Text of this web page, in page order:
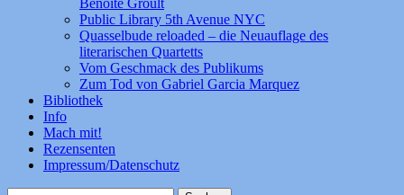
Public Library 5th Avenue NYC
Quasselbude reloaded – die Neuauflage des
literarischen Quartetts
Vom Geschmack des Publikums
Zum Tod von Gabriel Garcia Marquez
Bibliothek
Info
Mach mit!
Rezensenten
Impressum/Datenschutz